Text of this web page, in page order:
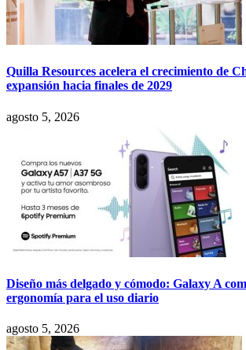
Quilla Resources acelera el crecimiento de
expansión hacia finales de 2029
agosto 5, 2026
Diseño más delgado y cómodo: Galaxy A
ergonomía para el uso diario
agosto 5, 2026